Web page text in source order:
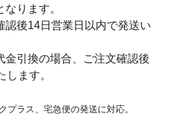
ります。
認後14日営業日以内で発送い
金引換の場合、ご注文確認後
ます。
ラス、宅急便の発送に対応。